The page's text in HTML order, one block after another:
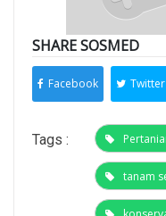
SHARE SOSMED
Facebook Twitter
Tags :
tanam